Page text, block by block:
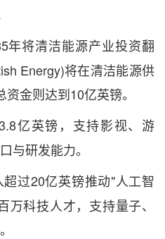
年将清洁能源产业投资翻
Energy)将在清洁能源供
金则达到10亿英镑。
亿英镑，支持影视、游
与研发能力。
超过20亿英镑推动"人工智
科技人才，支持量子、